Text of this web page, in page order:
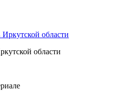
области